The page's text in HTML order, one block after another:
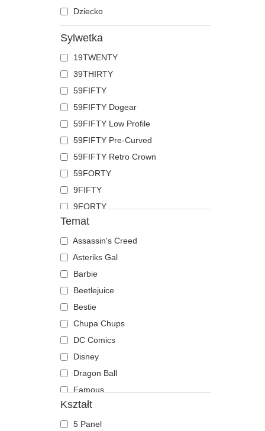
Gołąb
Hipopotam
Jaszczurka
Jednorożec
Jeleń
Kaczka
Kogut
Kojot
Koń
Kot
Koza
Krab
Krokodyl
Krowa
Kruk
Kurczak
Labrador retriever
Langusta
Lew
Lis
Lwica
Mewa
Motyl
Mrówka
Mysz
Niedźwiedź
Dziecko
Sylwetka
19TWENTY
39THIRTY
59FIFTY
59FIFTY Dogear
59FIFTY Low Profile
59FIFTY Pre-Curved
59FIFTY Retro Crown
59FORTY
9FIFTY
9FORTY
9FORTY APEX
9FORTY M-Crown
9SEVENTY
9TWENTY
A Frame
Casual Classic
E Frame
Open Back
Runner
The 90s
The Ball
The Retro
The Snap
Temat
Assassin's Creed
Asteriks Gal
Barbie
Beetlejuice
Bestie
Chupa Chups
DC Comics
Disney
Dragon Ball
Famous
Fast & Furious
Gra o Tron
Kształt
5 Panel